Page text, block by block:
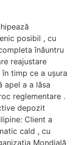
posibil , cu
înăuntru
reajustare
timp ce a ușura
apel a a lăsa
reglementare .
depozit
Client a
cald , cu
Mondială